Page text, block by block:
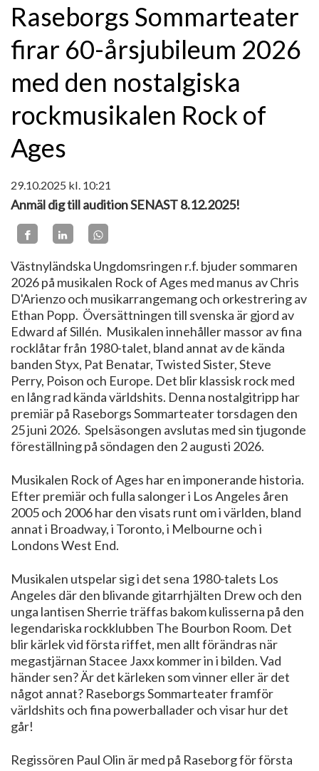
Raseborgs Sommarteater
firar 60-årsjubileum 2026
med den nostalgiska
rockmusikalen Rock of
Ages
29.10.2025 kl. 10:21
Anmäl dig till audition SENAST 8.12.2025!
Västnyländska Ungdomsringen r.f. bjuder sommaren
2026 på musikalen Rock of Ages med manus av Chris
D'Arienzo och musikarrangemang och orkestrering av
Ethan Popp. Översättningen till svenska är gjord av
Edward af Sillén. Musikalen innehåller massor av fina
rocklåtar från 1980-talet, bland annat av de kända
banden Styx, Pat Benatar, Twisted Sister, Steve
Perry, Poison och Europe. Det blir klassisk rock med
en lång rad kända världshits. Denna nostalgitripp har
premiär på Raseborgs Sommarteater torsdagen den
25 juni 2026. Spelsäsongen avslutas med sin tjugonde
föreställning på söndagen den 2 augusti 2026.
Musikalen Rock of Ages har en imponerande historia.
Efter premiär och fulla salonger i Los Angeles åren
2005 och 2006 har den visats runt om i världen, bland
annat i Broadway, i Toronto, i Melbourne och i
Londons West End.
Musikalen utspelar sig i det sena 1980-talets Los
Angeles där den blivande gitarrhjälten Drew och den
unga lantisen Sherrie träffas bakom kulisserna på den
legendariska rockklubben The Bourbon Room. Det
blir kärlek vid första riffet, men allt förändras när
megastjärnan Stacee Jaxx kommer in i bilden. Vad
händer sen? Är det kärleken som vinner eller är det
något annat? Raseborgs Sommarteater framför
världshits och fina powerballader och visar hur det
går!
Regissören Paul Olin är med på Raseborg för första